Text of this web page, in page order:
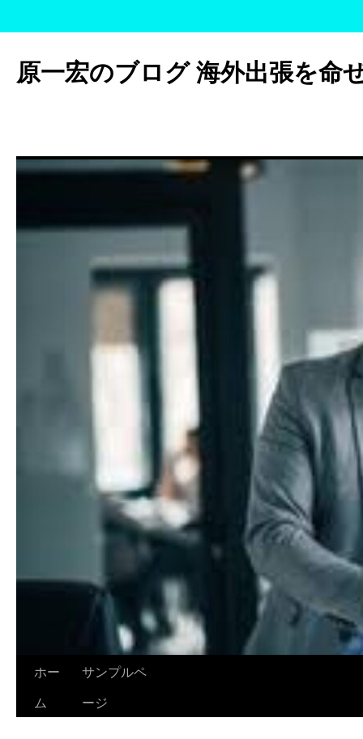
テ
ン
ッ
プ
原一宏のブログ 海外出張を命
ホー
ム
サンプルペ
ージ